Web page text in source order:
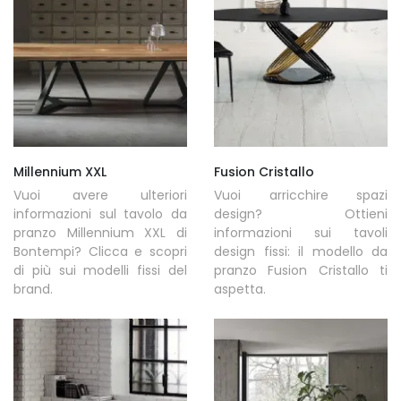
Millennium XXL
Vuoi avere ulteriori
informazioni sul tavolo da
pranzo Millennium XXL di
Bontempi? Clicca e scopri
di più sui modelli fissi del
brand.
Fusion Cristallo
Vuoi arricchire spazi
design? Ottieni
informazioni sui tavoli
design fissi: il modello da
pranzo Fusion Cristallo ti
aspetta.